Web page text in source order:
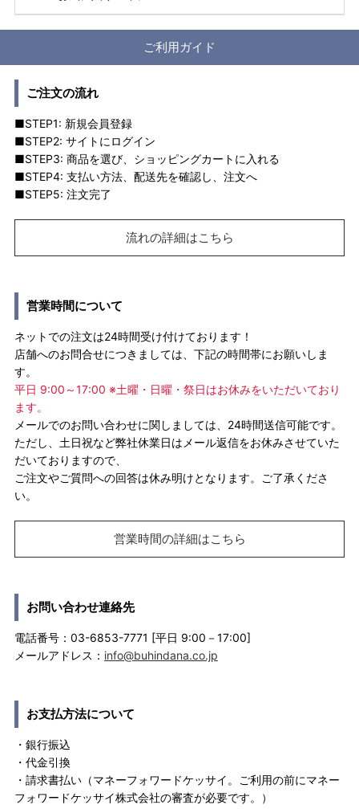
ご利用ガイド
ご注文の流れ
■STEP1: 新規会員登録
■STEP2: サイトにログイン
■STEP3: 商品を選び、ショッピングカートに入れる
■STEP4: 支払い方法、配送先を確認し、注文へ
■STEP5: 注文完了
流れの詳細はこちら
営業時間について
ネットでの注文は24時間受け付けております！
店舗へのお問合せにつきましては、下記の時間帯にお願いしま
す。
平日 9:00～17:00 ※土曜・日曜・祭日はお休みをいただいており
ます。
メールでのお問い合わせに関しましては、24時間送信可能です。
ただし、土日祝など弊社休業日はメール返信をお休みさせていた
だいておりますので、
ご注文やご質問への回答は休み明けとなります。ご了承くださ
い。
営業時間の詳細はこちら
お問い合わせ連絡先
電話番号：03-6853-7771 [平日 9:00－17:00]
メールアドレス： info@buhindana.co.jp
お支払方法について
・銀行振込
・代金引換
・請求書払い（マネーフォワードケッサイ。ご利用の前にマネー
フォワードケッサイ株式会社の審査が必要です。）